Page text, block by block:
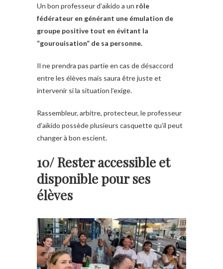
Un bon professeur d’aïkido a un rôle
fédérateur en générant une émulation de
groupe positive tout en évitant la
“gourouisation” de sa personne.
Il ne prendra pas partie en cas de désaccord
entre les élèves mais saura être juste et
intervenir si la situation l’exige.
Rassembleur, arbitre, protecteur, le professeur
d’aïkido possède plusieurs casquette qu’il peut
changer à bon escient.
10/ Rester accessible et
disponible pour ses
élèves